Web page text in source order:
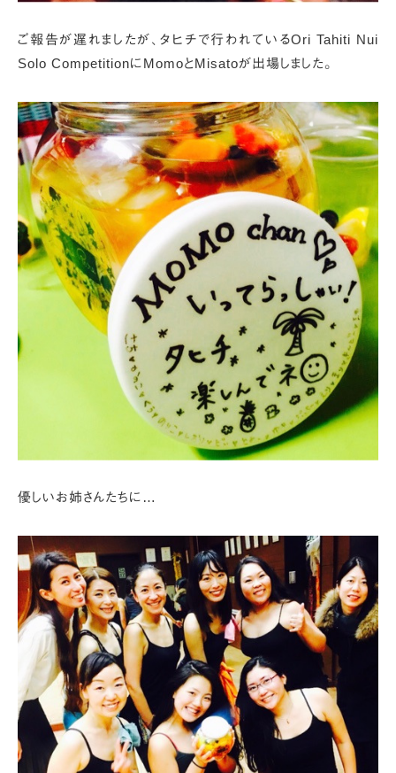
ご報告が遅れましたが、タヒチで行われているOri Tahiti Nui
Solo CompetitionにMomoとMisatoが出場しました。
優しいお姉さんたちに…